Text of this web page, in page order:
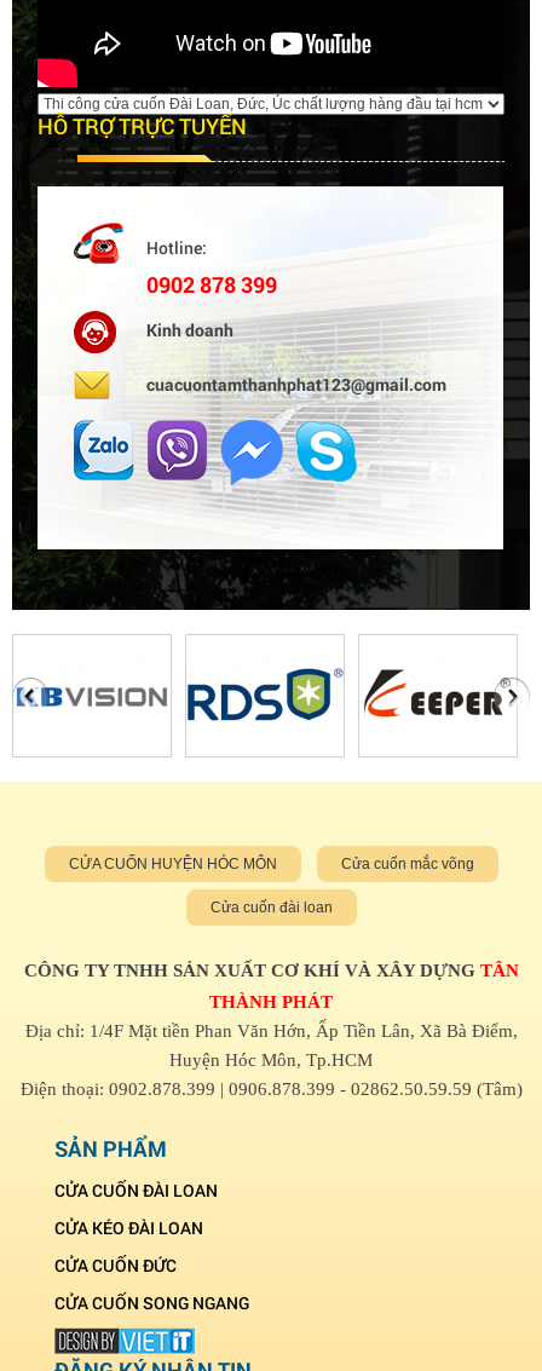
HỖ TRỢ TRỰC TUYẾN
Hotline:
0902 878 399
Kinh doanh
cuacuontamthanhphat123@gmail.com
CỬA CUỐN HUYỆN HÓC MÔN Cửa cuốn mắc võng
Cửa cuốn đài loan
CÔNG TY TNHH SẢN XUẤT CƠ KHÍ VÀ XÂY DỰNG TÂN
THÀNH PHÁT
Địa chỉ: 1/4F Mặt tiền Phan Văn Hớn, Ấp Tiền Lân, Xã Bà Điểm,
Huyện Hóc Môn, Tp.HCM
Điện thoại: 0902.878.399 | 0906.878.399 - 02862.50.59.59 (Tâm)
SẢN PHẨM
CỬA CUỐN ĐÀI LOAN
CỬA KÉO ĐÀI LOAN
CỬA CUỐN ĐỨC
CỬA CUỐN SONG NGANG